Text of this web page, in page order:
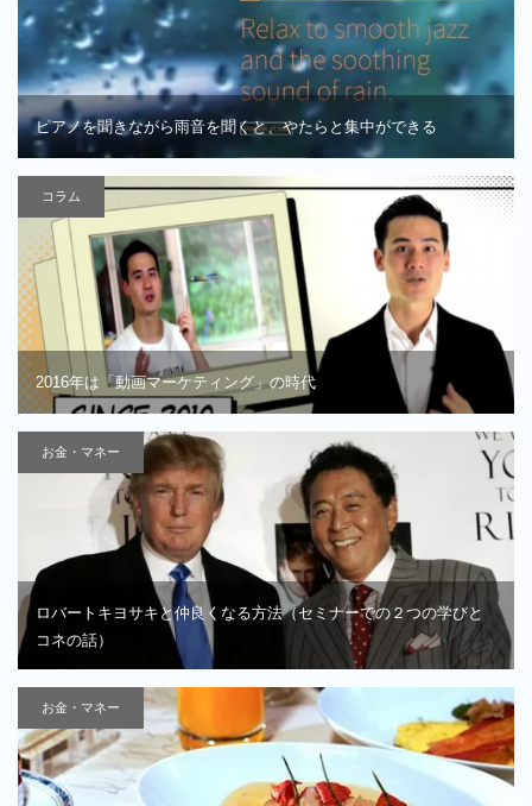
ピアノを聞きながら雨音を聞くと、やたらと集中ができる
コラム
2016年は「動画マーケティング」の時代
お金・マネー
ロバートキヨサキと仲良くなる方法（セミナーでの２つの学びと
コネの話）
お金・マネー